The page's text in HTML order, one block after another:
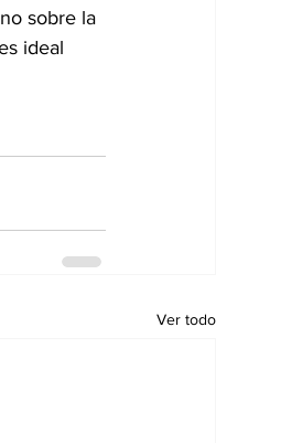
sobre la
ideal
Ver todo